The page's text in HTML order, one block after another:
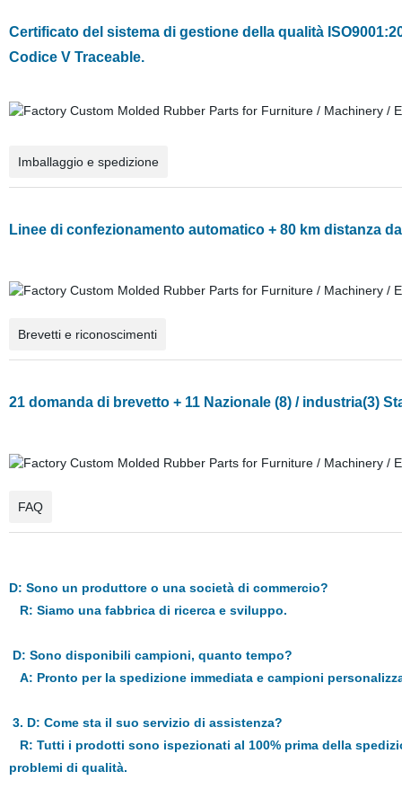
Certificato del sistema di gestione della qualità
Codice V Traceable.
Imballaggio e spedizione
Linee di confezionamento automatico + 80 km distanza
Brevetti e riconoscimenti
21 domanda di brevetto + 11 Nazionale (8) / industria(3)
FAQ
D: Sono un produttore o una società di commercio?
R: Siamo una fabbrica di ricerca e sviluppo.
D: Sono disponibili campioni, quanto tempo?
A: Pronto per la spedizione immediata e campioni
3. D: Come sta il suo servizio di assistenza?
R: Tutti i prodotti sono ispezionati al 100% prima della
problemi di qualità.